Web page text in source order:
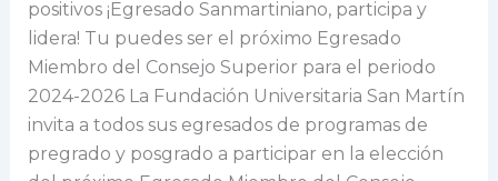
positivos ¡Egresado Sanmartiniano, participa y
lidera! Tu puedes ser el próximo Egresado
Miembro del Consejo Superior para el periodo
2024-2026 La Fundación Universitaria San Martín
invita a todos sus egresados de programas de
pregrado y posgrado a participar en la elección
el
periodo
2024-
2026